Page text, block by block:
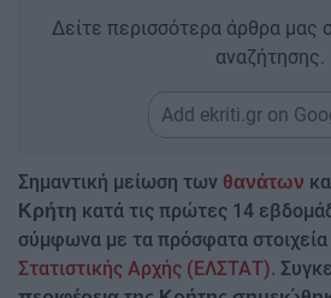
Δείτε περισσότερα άρθρα μας
αναζήτησης.
Add ekriti.gr on
Σημαντική μείωση των θανάτων
Κρήτη κατά τις πρώτες 14
σύμφωνα με τα πρόσφατα στοιχεία
Στατιστικής Αρχής (ΕΛΣΤΑΤ).